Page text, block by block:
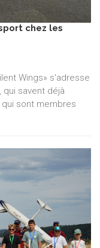
chez les
Wings» s'adresse
qui savent déjà
sont membres